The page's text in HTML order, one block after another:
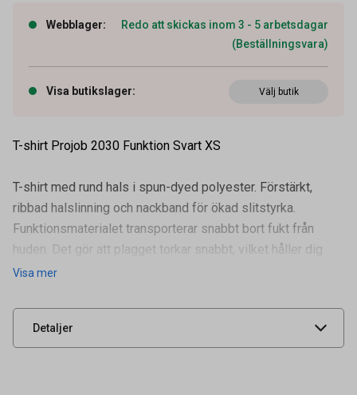
Webblager:
Redo att skickas inom 3 - 5 arbetsdagar
(Beställningsvara)
Visa butikslager: Välj butik
T-shirt Projob 2030 Funktion Svart XS
T-shirt med rund hals i spun-dyed polyester. Förstärkt,
ribbad halslinning och nackband för ökad slitstyrka.
Funktionsmaterialet transporterar snabbt bort fukt från
huden. Det gör att plagget torkar snabbt, vilket håller dig
torr och fräsch
Visa mer
Detaljer
Artikelnummer 91452756
Leverantörens
UNSPSC 53103001